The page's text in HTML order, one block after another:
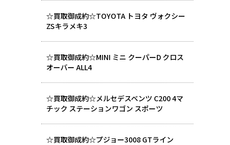
☆買取御成約☆TOYOTA トヨタ ヴォクシー
ZSキラメキ3
☆買取御成約☆MINI ミニ クーパーD クロス
オーバー ALL4
☆買取御成約☆メルセデスベンツ C200 4マ
チック ステーションワゴン スポーツ
☆買取御成約☆プジョー3008 GTライン